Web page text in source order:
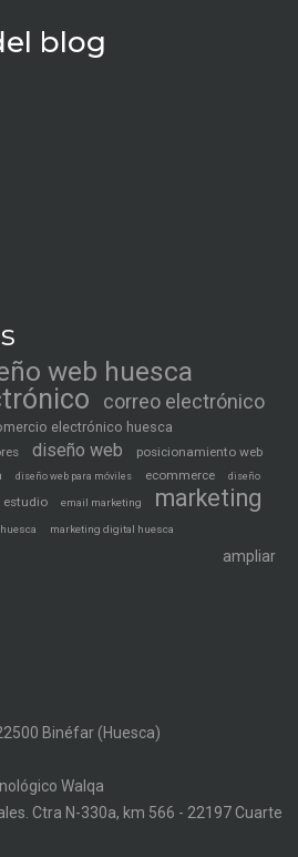
blog
web huesca
correo electrónico
electrónico huesca
diseño web
posicionamiento web
diseño web para móviles ecommerce diseño
estudio email marketing
marketing
marketing digital huesca
ampliar
Binéfar (Huesca)
Walqa
Ctra N-330a, km 566 - 22197 Cuarte